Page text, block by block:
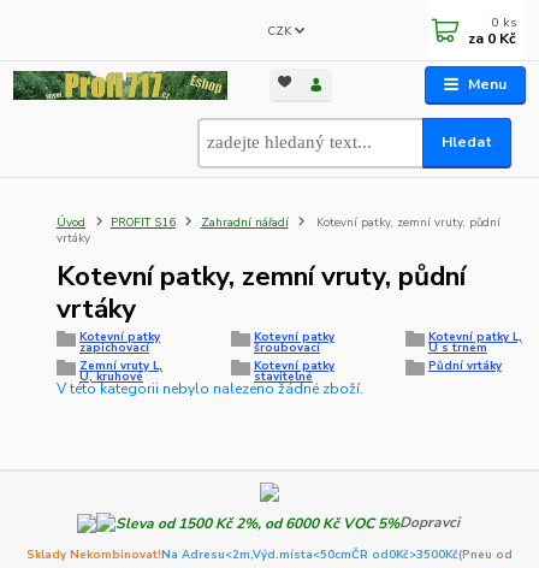
Menu
CZK
Hledat
0 ks
za 0 Kč
Úvod PROFIT S16 Zahradní nářadí
Kotevní patky, zemní vruty, půdní
vrtáky
Kotevní patky, zemní vruty, půdní
vrtáky
Kotevní patky
zapichovací
Kotevní patky
šroubovací
Kotevní patky L,
U s trnem
Zemní vruty L,
U, kruhové
Kotevní patky
stavitelné
Půdní vrtáky
V této kategorii nebylo nalezeno žádné zboží.
Dopravci
Sklady Nekombinovat!Na Adresu<2m,Výd.místa<50cmČR od0Kč>3500Kč(Pneu od